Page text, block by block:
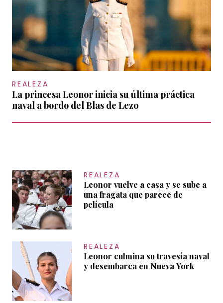
REALEZA
La princesa Leonor inicia su última práctica
naval a bordo del Blas de Lezo
REALEZA
Leonor vuelve a casa y se sube a
una fragata que parece de
película
REALEZA
Leonor culmina su travesía naval
y desembarca en Nueva York